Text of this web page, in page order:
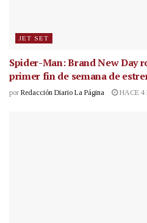
JET SET
Spider-Man: Brand New Day
primer fin de semana de
por Redacción Diario La Página HACE 4